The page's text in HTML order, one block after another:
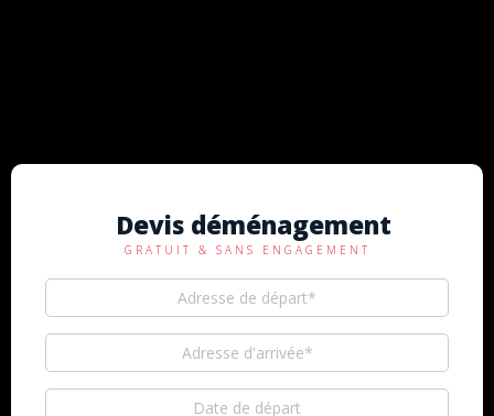
Devis déménagement
GRATUIT & SANS ENGAGEMENT